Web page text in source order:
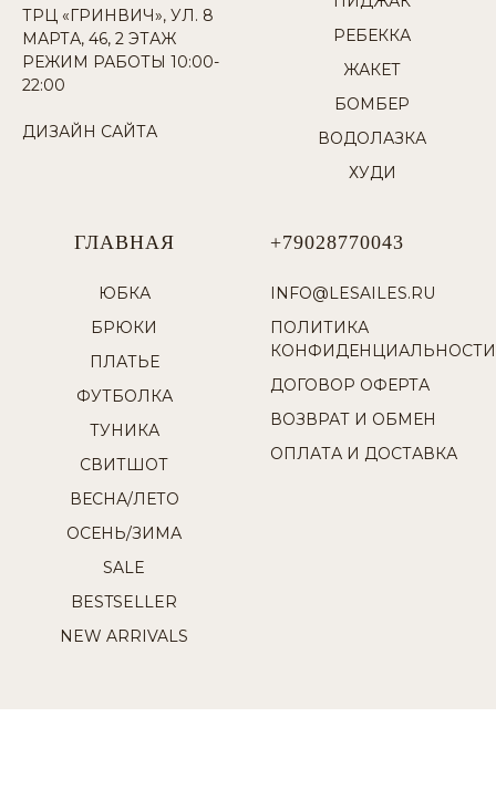
ТРЦ «ГРИНВИЧ», УЛ. 8
МАРТА, 46, 2 ЭТАЖ
РЕЖИМ РАБОТЫ 10:00-
22:00
ДИЗАЙН САЙТА
РЕБЕККА
ЖАКЕТ
БОМБЕР
ВОДОЛАЗКА
ХУДИ
ГЛАВНАЯ
ЮБКА
БРЮКИ
ПЛАТЬЕ
ФУТБОЛКА
ТУНИКА
СВИТШОТ
ВЕСНА/ЛЕТО
ОСЕНЬ/ЗИМА
SALE
BESTSELLER
NEW ARRIVALS
+79028770043
INFO@LESAILES.RU
ПОЛИТИКА
КОНФИДЕНЦИАЛЬНОСТИ
ДОГОВОР ОФЕРТА
ВОЗВРАТ И ОБМЕН
ОПЛАТА И ДОСТАВКА